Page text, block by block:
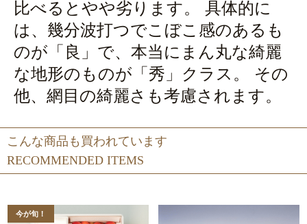
比べるとやや劣ります。 具体的に
は、幾分波打つでこぼこ感のあるも
のが「良」で、本当にまん丸な綺麗
な地形のものが「秀」クラス。 その
他、網目の綺麗さも考慮されます。
RECOMMENDED ITEMS
こんな商品も買われています